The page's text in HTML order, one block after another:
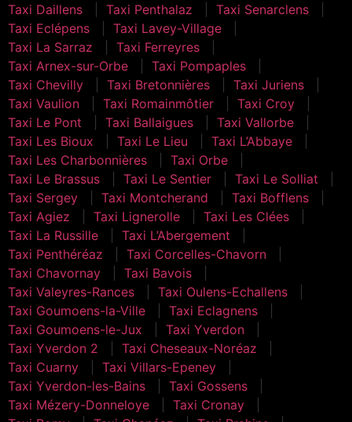
Taxi Daillens
Taxi Penthalaz
Taxi Senarclens
Taxi Eclépens
Taxi Lavey-Village
Taxi La Sarraz
Taxi Ferreyres
Taxi Arnex-sur-Orbe
Taxi Pompaples
Taxi Chevilly
Taxi Bretonnières
Taxi Juriens
Taxi Vaulion
Taxi Romainmôtier
Taxi Croy
Taxi Le Pont
Taxi Ballaigues
Taxi Vallorbe
Taxi Les Bioux
Taxi Le Lieu
Taxi L’Abbaye
Taxi Les Charbonnières
Taxi Orbe
Taxi Le Brassus
Taxi Le Sentier
Taxi Le Solliat
Taxi Sergey
Taxi Montcherand
Taxi Bofflens
Taxi Agiez
Taxi Lignerolle
Taxi Les Clées
Taxi La Russille
Taxi L’Abergement
Taxi Penthéréaz
Taxi Corcelles-Chavorn
Taxi Chavornay
Taxi Bavois
Taxi Valeyres-Rances
Taxi Oulens-Echallens
Taxi Goumoens-la-Ville
Taxi Eclagnens
Taxi Goumoens-le-Jux
Taxi Yverdon
Taxi Yverdon 2
Taxi Cheseaux-Noréaz
Taxi Cuarny
Taxi Villars-Epeney
Taxi Yverdon-les-Bains
Taxi Gossens
Taxi Mézery-Donneloye
Taxi Cronay